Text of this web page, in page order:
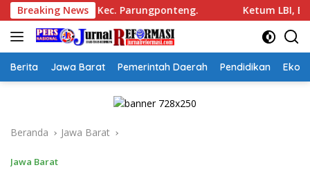
Langsung
ke
konten
Breaking News
Kec. Parungponteng. Ketum LBI, Boyke Luthfiana
Berita Jawa Barat Pemerintah Daerah Pendidikan
Beranda Jawa Barat
Jawa Barat